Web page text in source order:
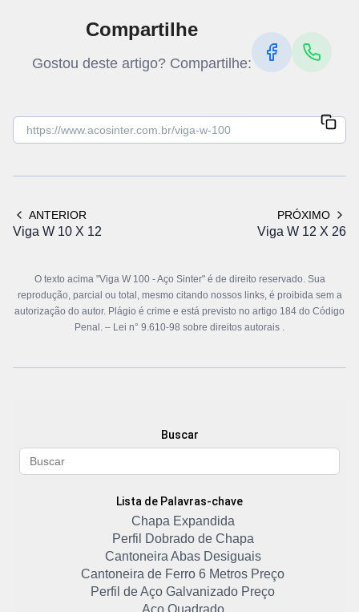
Compartilhe
Gostou deste artigo? Compartilhe:
ANTERIOR
Viga W 10 X 12
PRÓXIMO
Viga W 12 X 26
O texto acima "Viga W 100 - Aço Sinter" é de direito reservado. Sua
reprodução, parcial ou total, mesmo citando nossos links, é proibida sem a
autorização do autor. Plágio é crime e está previsto no artigo 184 do Código
Penal. – Lei n° 9.610-98 sobre direitos autorais .
Buscar
Lista de Palavras-chave
Chapa Expandida
Perfil Dobrado de Chapa
Cantoneira Abas Desiguais
Cantoneira de Ferro 6 Metros Preço
Perfil de Aço Galvanizado Preço
Aço Quadrado